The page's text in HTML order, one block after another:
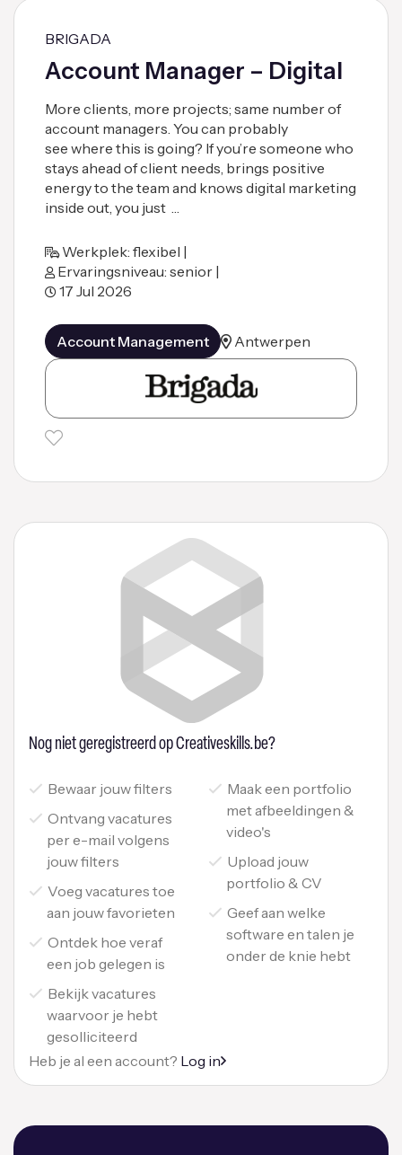
BRIGADA
Account Manager – Digital
More clients, more projects; same number of
account managers. You can probably
see where this is going? If you’re someone who
stays ahead of client needs, brings positive
energy to the team and knows digital marketing
inside out, you just …
Werkplek: flexibel |
Ervaringsniveau: senior |
17 Jul 2026
Account Management Antwerpen
Nog niet geregistreerd op Creativeskills.be?
Bewaar jouw filters
Ontvang vacatures
per e-mail volgens
jouw filters
Voeg vacatures toe
aan jouw favorieten
Ontdek hoe veraf
een job gelegen is
Bekijk vacatures
waarvoor je hebt
gesolliciteerd
Maak een portfolio
met afbeeldingen &
video's
Upload jouw
portfolio & CV
Geef aan welke
software en talen je
onder de knie hebt
Heb je al een account? Log in